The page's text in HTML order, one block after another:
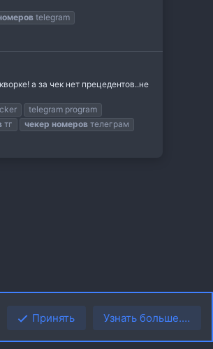
telegram
а за чек нет прецедентов..не
telegram program
тг чекер номеров телеграм
Принять Узнать больше.…